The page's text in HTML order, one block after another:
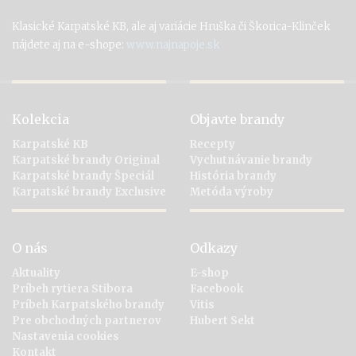
Klasické Karpatské KB, ale aj variácie Hruška či Škorica-Klinček
nájdete aj na e-shope: www.najnapoje.sk
Kolekcia
Karpatské KB
Karpatské brandy Original
Karpatské brandy Špeciál
Karpatské brandy Exclusive
Objavte brandy
Recepty
Vychutnávanie brandy
História brandy
Metóda výroby
O nás
Aktuality
Príbeh rytiera Stibora
Príbeh Karpatského brandy
Pre obchodných partnerov
Nastavenia cookies
Kontakt
Odkazy
E-shop
Facebook
Vitis
Hubert Sekt